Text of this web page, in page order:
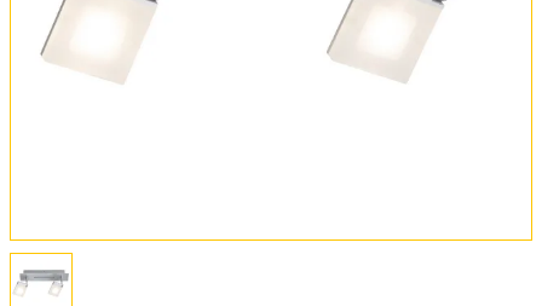
Установка
FAQ